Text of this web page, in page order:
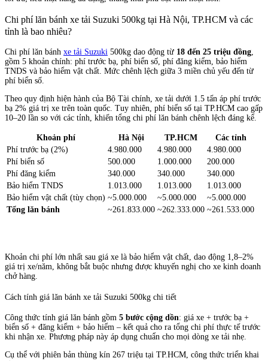
Chi phí lăn bánh xe tải Suzuki 500kg tại Hà Nội, TP.HCM và các
tỉnh là bao nhiêu?
Chi phí lăn bánh xe tải Suzuki 500kg dao động từ 18 đến 25 triệu đồng,
gồm 5 khoản chính: phí trước bạ, phí biển số, phí đăng kiểm, bảo hiểm
TNDS và bảo hiểm vật chất. Mức chênh lệch giữa 3 miền chủ yếu đến từ
phí biển số.
Theo quy định hiện hành của Bộ Tài chính, xe tải dưới 1.5 tấn áp phí trước
bạ 2% giá trị xe trên toàn quốc. Tuy nhiên, phí biển số tại TP.HCM cao gấp
10–20 lần so với các tỉnh, khiến tổng chi phí lăn bánh chênh lệch đáng kể.
Khoản phí Hà Nội TP.HCM
Các tỉnh
Phí trước bạ (2%)
4.980.000 4.980.000
4.980.000
Phí biển số
500.000 1.000.000
200.000
Phí đăng kiểm
340.000 340.000
340.000
Bảo hiểm TNDS
1.013.000 1.013.000
1.013.000
Bảo hiểm vật chất (tùy chọn) ~5.000.000 ~5.000.000
~5.000.000
Tổng lăn bánh
~261.833.000 ~262.333.000 ~261.533.000
Khoản chi phí lớn nhất sau giá xe là bảo hiểm vật chất, dao động 1,8–2%
giá trị xe/năm, không bắt buộc nhưng được khuyến nghị cho xe kinh doanh
chở hàng.
Cách tính giá lăn bánh xe tải Suzuki 500kg chi tiết
Công thức tính giá lăn bánh gồm 5 bước cộng dồn: giá xe + trước bạ +
biển số + đăng kiểm + bảo hiểm – kết quả cho ra tổng chi phí thực tế trước
khi nhận xe. Phương pháp này áp dụng chuẩn cho mọi dòng xe tải nhẹ.
Cụ thể với phiên bản thùng kín 267 triệu tại TP.HCM, công thức triển khai